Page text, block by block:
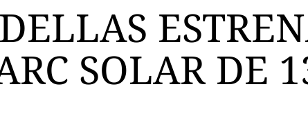
SOLAR DE